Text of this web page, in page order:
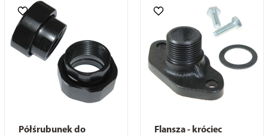
Półśrubunek do
Flansza - króciec